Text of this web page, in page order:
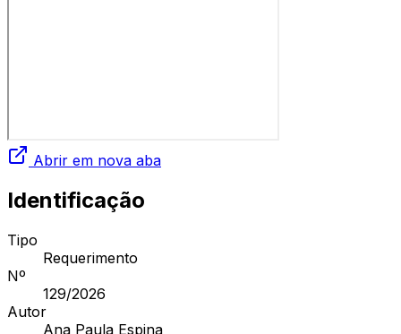
Abrir em nova aba
Identificação
Tipo
Requerimento
Nº
129/2026
Autor
Ana Paula Espina